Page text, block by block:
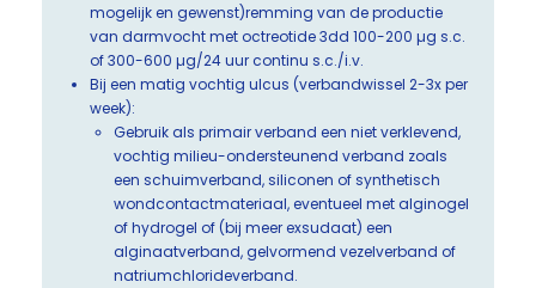
mogelijk en gewenst)remming van de productie
van darmvocht met octreotide 3dd 100-200 µg s.c.
of 300-600 µg/24 uur continu s.c./i.v.
Bij een matig vochtig ulcus (verbandwissel 2-3x per
week):
Gebruik als primair verband een niet verklevend,
vochtig milieu-ondersteunend verband zoals
een schuimverband, siliconen of synthetisch
wondcontactmateriaal, eventueel met alginogel
of hydrogel of (bij meer exsudaat) een
alginaatverband, gelvormend vezelverband of
natriumchlorideverband.